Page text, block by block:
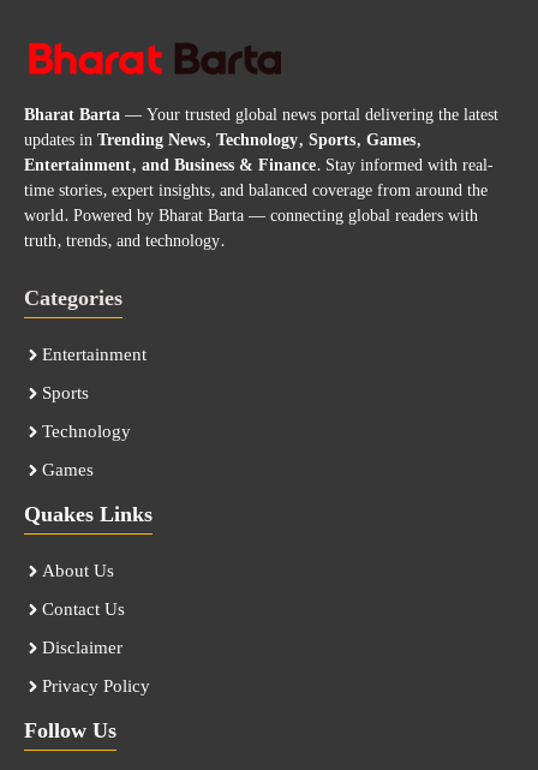
Bharat Barta— Your trusted global news portal delivering the latest
updates inTrending News, Technology, Sports, Games,
Entertainment, and Business & Finance. Stay informed with real-
time stories, expert insights, and balanced coverage from around the
world. Powered by Bharat Barta — connecting global readers with
truth, trends, and technology.
Categories
Entertainment
Sports
Technology
Games
Quakes Links
About Us
Contact Us
Disclaimer
Privacy Policy
Follow Us